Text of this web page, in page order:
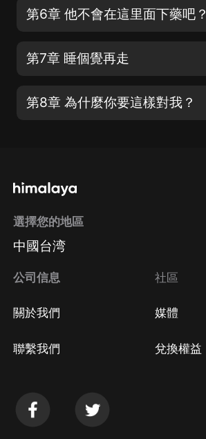
第6章 他不會在這里面下藥吧？
第7章 睡個覺再走
第8章 為什麼你要這樣對我？
選擇您的地區
中國台湾
公司信息
關於我們
聯繫我們
社區
媒體
兌換權益